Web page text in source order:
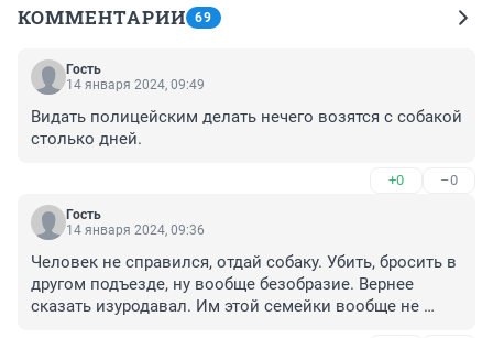
КОММЕНТАРИИ 69
Гость
14 января 2024, 09:49
Видать полицейским делать нечего возятся с собакой
столько дней.
+0 –0
Гость
14 января 2024, 09:36
Человек не справился, отдай собаку. Убить, бросить в
другом подъезде, ну вообще безобразие. Вернее
сказать изуродавал. Им этой семейки вообще не